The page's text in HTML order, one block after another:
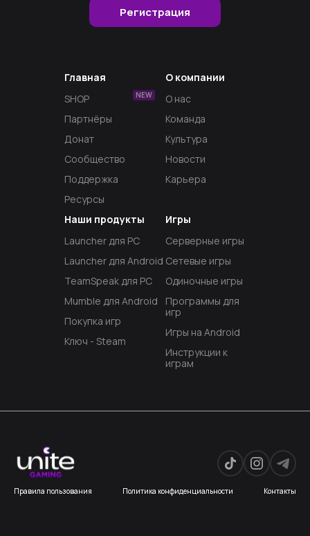
Регистрация
Главная
SHOP
NEW
Партнёры
Донат
Сообщество
Поддержка
Ресурсы
Наши продукты
Launcher для PC
Launcher для Android
TeamSpeak для PC
Mumble для Android
Покупка игр
Ключ - Steam
Игры
Серверные игры
Сетевые игры
Одиночные игры
Программы для
игр
Игры на Android
Инструкции к
играм
О компании
О нас
Команда
Культура
Новости
Карьера
Правила пользования Политика конфиденциальности Контакты